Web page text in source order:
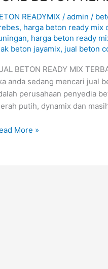
READYMIX / admin /
, harga beton ready mix
, harga beton ready
beton jayamix, jual beton
BETON READY MIX
anda sedang mencari jual
perusahaan penyedia
putih, dynamix dan
More »